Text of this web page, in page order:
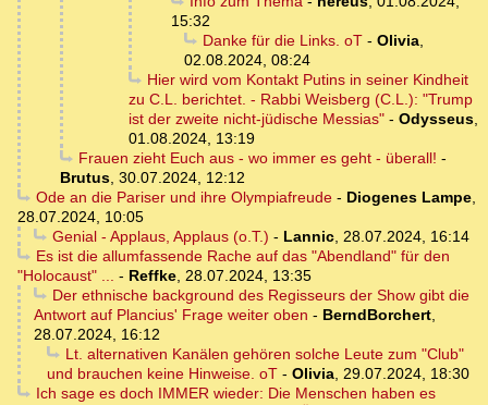
15:32
Danke für die Links. oT- Olivia,
02.08.2024, 08:24
Hier wird vom Kontakt Putins in seiner Kindheit
zu C.L. berichtet. - Rabbi Weisberg (C.L.): "Trump
ist der zweite nicht-jüdische Messias" - Odysseus,
01.08.2024, 13:19
Frauen zieht Euch aus - wo immer es geht - überall! -
Brutus, 30.07.2024, 12:12
Ode an die Pariser und ihre Olympiafreude- Diogenes Lampe,
28.07.2024, 10:05
Genial - Applaus, Applaus (o.T.) - Lannic, 28.07.2024, 16:14
Es ist die allumfassende Rache auf das "Abendland" für den
"Holocaust" ... - Reffke, 28.07.2024, 13:35
Der ethnische background des Regisseurs der Show gibt die
Antwort auf Plancius' Frage weiter oben - BerndBorchert,
28.07.2024, 16:12
Lt. alternativen Kanälen gehören solche Leute zum "Club"
und brauchen keine Hinweise. oT - Olivia, 29.07.2024, 18:30
Ich sage es doch IMMER wieder: Die Menschen haben es